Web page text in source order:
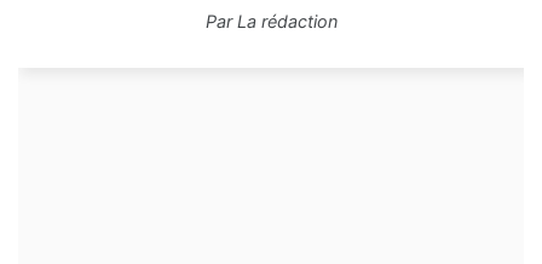
ParLa rédaction